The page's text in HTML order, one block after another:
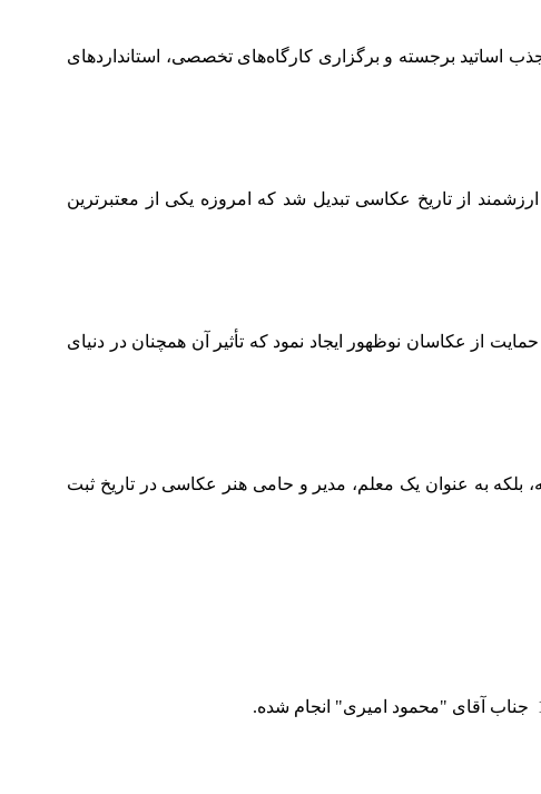
اساتید برجسته و برگزاری کارگاه‌های تخصصی، استانداردهای
از تاریخ عکاسی تبدیل شد که امروزه یکی از معتبرترین
از عکاسان نوظهور ایجاد نمود که تأثیر آن همچنان در دنیای
به عنوان یک معلم، مدیر و حامی هنر عکاسی در تاریخ ثبت